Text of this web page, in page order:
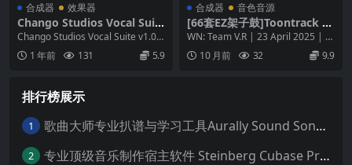
合成器 效果器
Chango Studios Vocal Suit
e v1.0.0：人声处理的强大多
功能插件 WiN MAC
Chango Studios Vocal Suite v1.0.
0 是 Chan...
1 年前 131 5.9
合成器 音色音源
[66套EZ架子鼓]Toontrack EZ
drummer 3 v3.1.0 [WiN, M
acOSX]（140G）
WN: Team V.R | 23 April 2025 | 7
16 MB Ma...
10 月前 32 9.9
排行榜展示
1 歌曲大师专业扒谱与学习工具Aurally Sound Song Master PRO v2.7.04 WiN
2 专业顶级音乐制作宿主软件 Steinberg Cubase Pro 14 v14.0.32 VR/R2R 原厂音源内含安装教程 [WiN MAC]（80GB+）